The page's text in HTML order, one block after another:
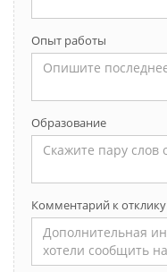
Опыт работы
Образование
Комментарий к отклику